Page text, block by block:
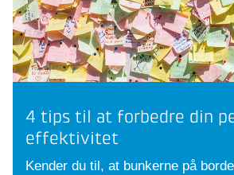
4 tips til at forbedre din
effektivitet
Kender du til, at bunkerne på